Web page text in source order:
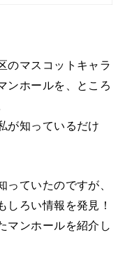
のマスコットキャラ
ンホールを、ところ
が知っているだけ
っていたのですが、
しろい情報を発見！
マンホールを紹介し